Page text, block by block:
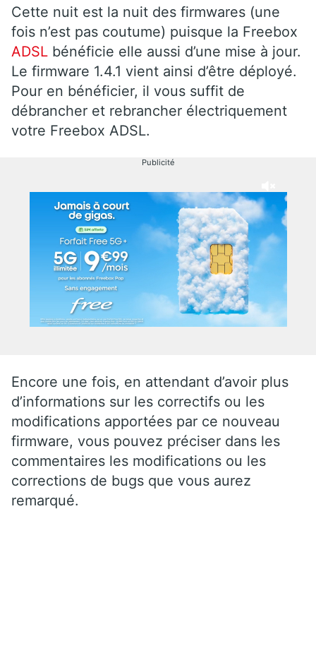
Cette nuit est la nuit des firmwares (une
fois n’est pas coutume) puisque la Freebox
ADSL bénéficie elle aussi d’une mise à jour.
Le firmware 1.4.1 vient ainsi d’être déployé.
Pour en bénéficier, il vous suffit de
débrancher et rebrancher électriquement
votre Freebox ADSL.
Publicité
Encore une fois, en attendant d’avoir plus
d’informations sur les correctifs ou les
modifications apportées par ce nouveau
firmware, vous pouvez préciser dans les
commentaires les modifications ou les
corrections de bugs que vous aurez
remarqué.